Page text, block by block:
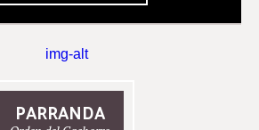
PARRANDA